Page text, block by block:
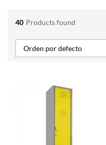
40 Products found
Orden por defecto